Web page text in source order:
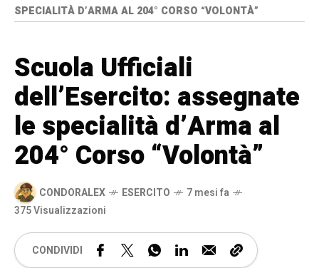
SPECIALITÀ D’ARMA AL 204° CORSO “VOLONTÀ”
Scuola Ufficiali
dell’Esercito: assegnate
le specialità d’Arma al
204° Corso “Volontà”
CONDORALEX ESERCITO
7 mesi fa
375 Visualizzazioni
CONDIVIDI